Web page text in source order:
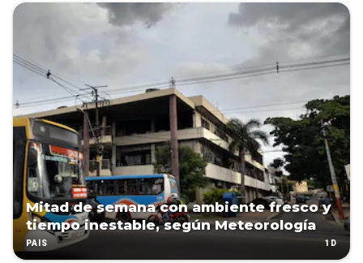
Mitad de semana con ambiente fresco y
tiempo inestable, según Meteorología
PAÍS 1D